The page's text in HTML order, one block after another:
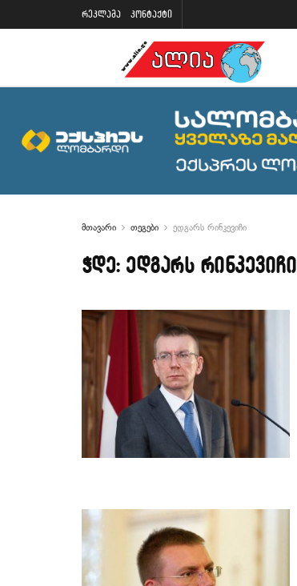
რეკლამა კონტაქტი
მთავარი თეგები ედგარს რინკევიჩი
ჭდე: ედგარს რინკევიჩი